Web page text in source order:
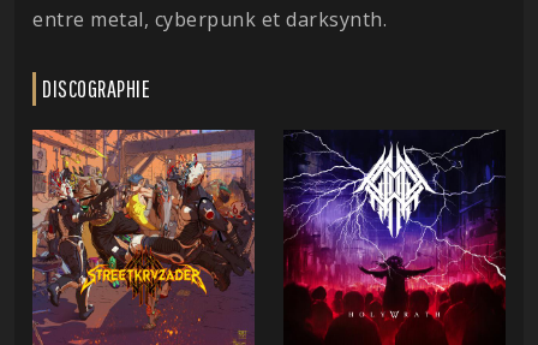
entre metal, cyberpunk et darksynth.
DISCOGRAPHIE